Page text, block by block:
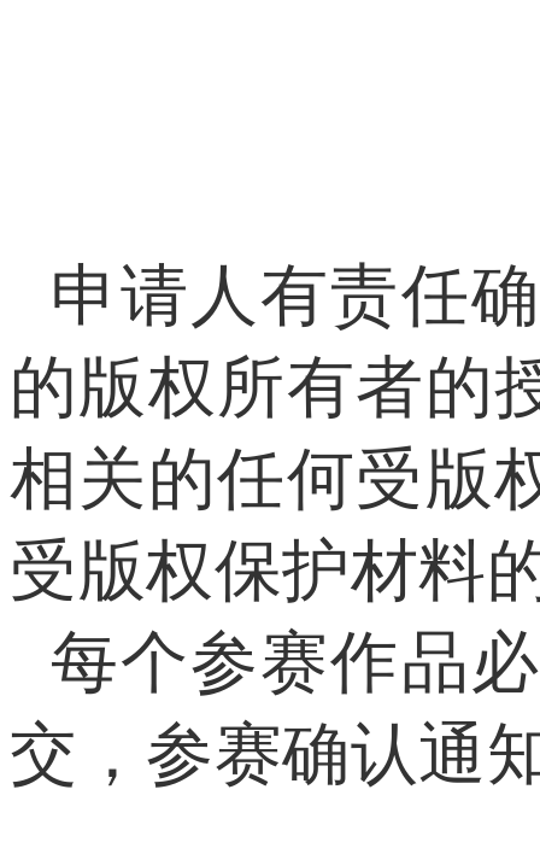
申请人有责任
的版权所有者的
相关的任何受版
受版权保护材料
每个参赛作品
交，参赛确认通